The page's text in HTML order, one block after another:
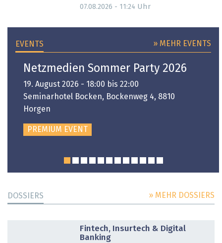
07.08.2026 - 11:24 Uhr
EVENTS » MEHR EVENTS
Netzmedien Sommer Party 2026
19. August 2026 - 18:00 bis 22:00
Seminarhotel Bocken, Bockenweg 4, 8810
Horgen
PREMIUM EVENT
DOSSIERS » MEHR DOSSIERS
Fintech, Insurtech & Digital
Banking